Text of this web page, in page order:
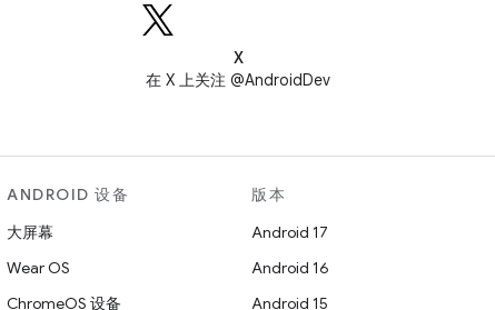
X
在 X 上关注 @AndroidDev
ANDROID 设备
大屏幕
Wear OS
ChromeOS 设备
版本
Android 17
Android 16
Android 15